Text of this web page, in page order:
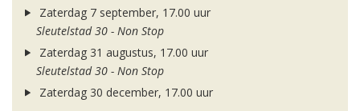
Zaterdag 7 september, 17.00 uur
Sleutelstad 30 - Non Stop
Zaterdag 31 augustus, 17.00 uur
Sleutelstad 30 - Non Stop
Zaterdag 30 december, 17.00 uur